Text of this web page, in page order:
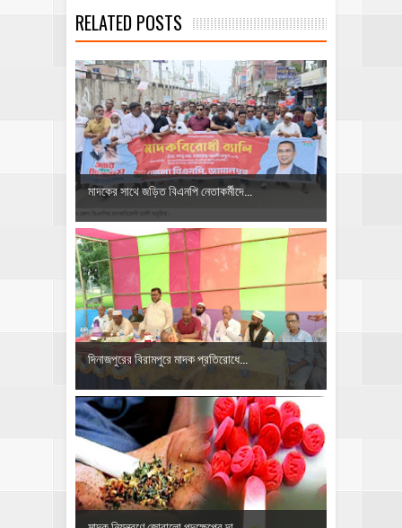
RELATED POSTS
মাদকের সাথে জড়িত বিএনপি নেতাকর্মীদে...
দিনাজপুরের বিরামপুরে মাদক প্রতিরোধে...